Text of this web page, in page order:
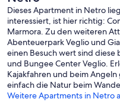
Dieses Apartment in Netro
interessiert, ist hier richtig:
Marmora. Zu den weiteren
Abenteuerpark Veglio und
einen Besuch wert sind diese
und Bungee Center Veglio.
Kajakfahren und beim
einfach die Natur beim
Weitere Apartments in Netro